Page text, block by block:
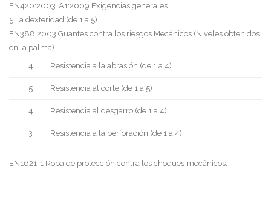
EN420:2003+A1:2009 Exigencias generales
5 La dexteridad (de 1 a 5).
EN388:2003 Guantes contra los riesgos Mecánicos (Niveles obtenidos
en la palma)
4
Resistencia a la abrasión (de 1 a 4)
5 Resistencia al corte (de 1 a 5)
4 Resistencia al desgarro (de 1 a 4)
3 Resistencia a la perforación (de 1 a 4)
EN1621-1 Ropa de protección contra los choques mecánicos.